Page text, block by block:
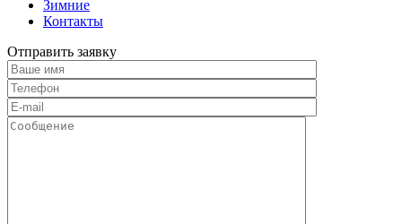
Зимние
Контакты
Отправить заявку